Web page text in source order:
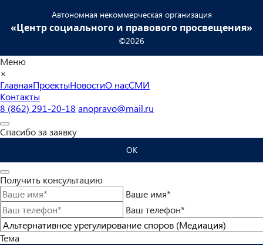
Автономная некоммерческая организация
«Центр социального и правового просвещения»
©2026
Меню
×
ГлавнаяПроектыНовостиО насСМИ
Контакты
8 (862) 291-20-18 anopravo@mail.ru
Спасибо за заявку
ОК
Получить консультацию
Ваше имя*
Ваш телефон*
Тема